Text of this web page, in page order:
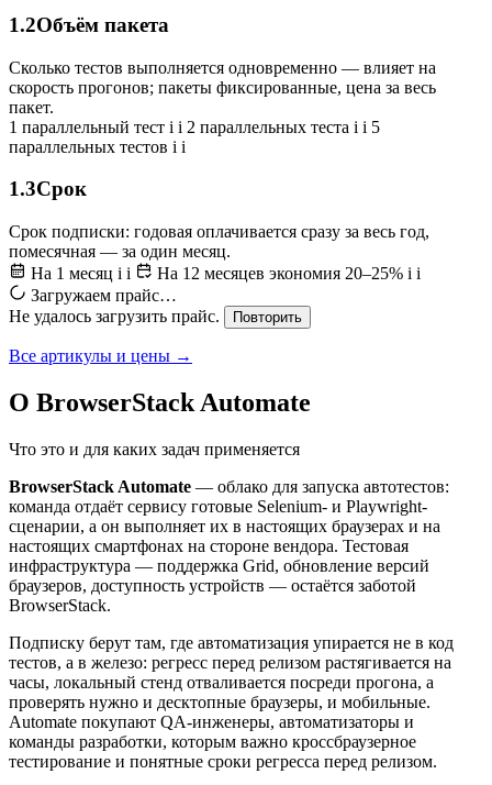
1.2Объём пакета
Сколько тестов выполняется одновременно — влияет на
скорость прогонов; пакеты фиксированные, цена за весь
пакет.
1 параллельный тест i i 2 параллельных теста i i 5
параллельных тестов i i
1.3Срок
Срок подписки: годовая оплачивается сразу за весь год,
помесячная — за один месяц.
На 1 месяц i i На 12 месяцев экономия 20–25% i i
Загружаем прайс…
Не удалось загрузить прайс.
Повторить
Все артикулы и цены →
О BrowserStack Automate
Что это и для каких задач применяется
BrowserStack Automate — облако для запуска автотестов:
команда отдаёт сервису готовые Selenium- и Playwright-
сценарии, а он выполняет их в настоящих браузерах и на
настоящих смартфонах на стороне вендора. Тестовая
инфраструктура — поддержка Grid, обновление версий
браузеров, доступность устройств — остаётся заботой
BrowserStack.
Подписку берут там, где автоматизация упирается не в код
тестов, а в железо: регресс перед релизом растягивается на
часы, локальный стенд отваливается посреди прогона, а
проверять нужно и десктопные браузеры, и мобильные.
Automate покупают QA-инженеры, автоматизаторы и
команды разработки, которым важно кроссбраузерное
тестирование и понятные сроки регресса перед релизом.